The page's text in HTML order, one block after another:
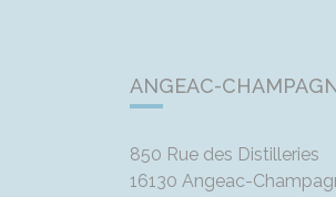
ANGEAC-
850 Rue des Distilleries
16130 Angeac-